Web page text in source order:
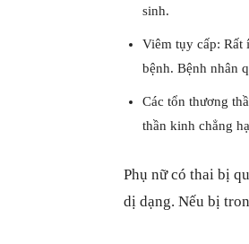
sinh.
Viêm tụy cấp: Rất
bệnh. Bệnh nhân
Các tổn thương
thần kinh chẳng
Phụ nữ có thai bị
dị dạng. Nếu bị